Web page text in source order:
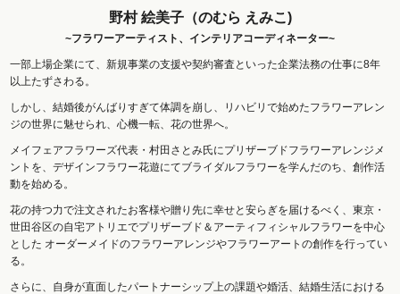
野村 絵美子（のむら えみこ)
~フラワーアーティスト、インテリアコーディネーター~
一部上場企業にて、新規事業の支援や契約審査といった企業法務の仕事に8年
以上たずさわる。
しかし、結婚後がんばりすぎて体調を崩し、リハビリで始めたフラワーアレン
ジの世界に魅せられ、心機一転、花の世界へ。
メイフェアフラワーズ代表・村田さとみ氏にプリザーブドフラワーアレンジメ
ントを、デザインフラワー花遊にてブライダルフラワーを学んだのち、創作活
動を始める。
花の持つ力で注文されたお客様や贈り先に幸せと安らぎを届けるべく、東京・
世田谷区の自宅アトリエでプリザーブド＆アーティフィシャルフラワーを中心
とした オーダーメイドのフラワーアレンジやフラワーアートの創作を行ってい
る。
さらに、自身が直面したパートナーシップ上の課題や婚活、結婚生活における